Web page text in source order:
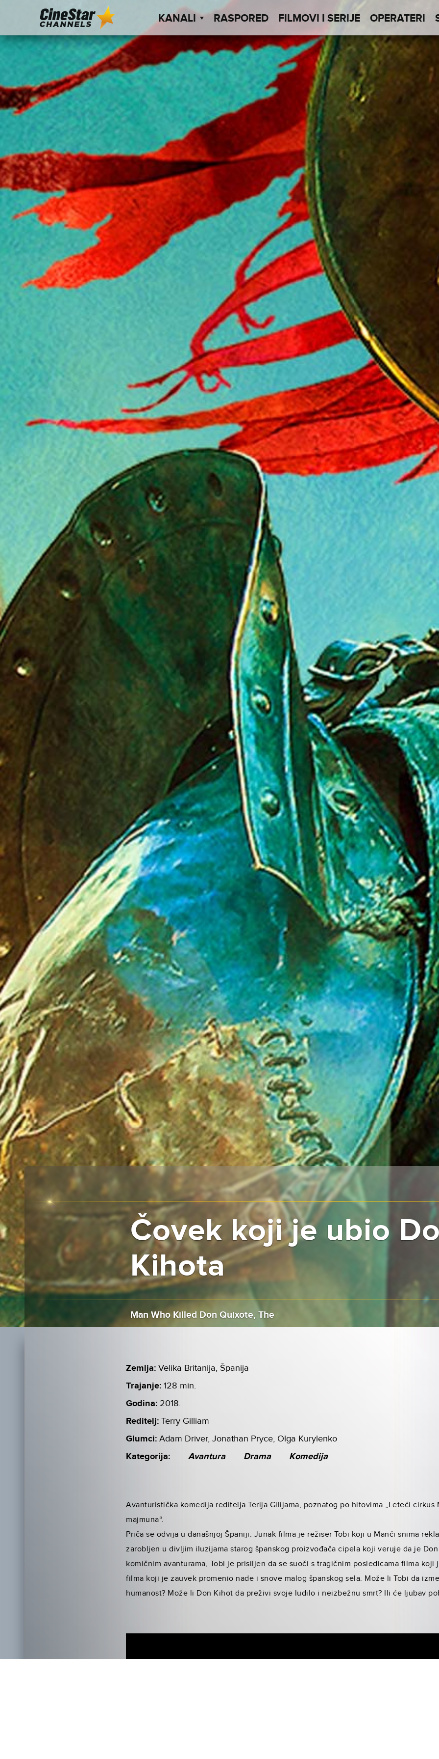
KANALI RASPORED FILMOVI I SERIJE OPERATERI
Čovek koji je ubio
Kihota
Man Who Killed Don Quixote, The
Zemlja: Velika Britanija, Španija
Trajanje: 128 min.
Godina: 2018.
Reditelj: Terry Gilliam
Glumci: Adam Driver, Jonathan Pryce, Olga Kurylenko
Kategorija: Avantura Drama Komedija
Avanturistička komedija reditelja Terija Gilijama, poznatog po hitovima „Leteći cirkus
majmuna“.
Priča se odvija u današnjoj Španiji. Junak filma je režiser Tobi koji u Manči snima
zarobljen u divljim iluzijama starog španskog proizvođača cipela koji veruje da je
komičnim avanturama, Tobi je prisiljen da se suoči s tragičnim posledicama filma koji
filma koji je zauvek promenio nade i snove malog španskog sela. Može li Tobi da
humanost? Može li Don Kihot da preživi svoje ludilo i neizbežnu smrt? Ili će ljubav